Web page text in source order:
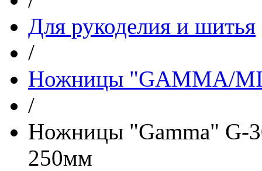
Для рукоделия и шитья
/
Ножницы "GAMMA/
/
Ножницы "Gamma" G-
250мм